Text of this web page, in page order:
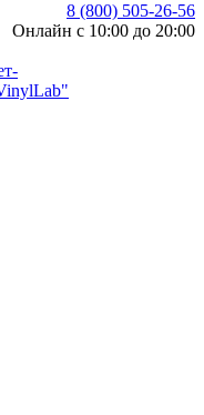
8 (800) 505-26-56
Онлайн с 10:00 до 20:00